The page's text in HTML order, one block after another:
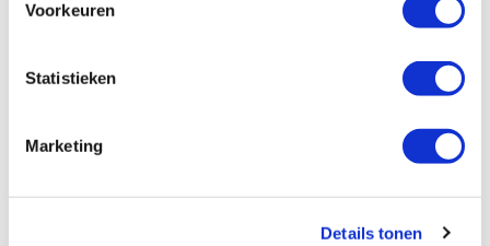
Voorkeuren
Statistieken
Marketing
Details tonen
that allow the most direct and accurate
identification of a popular wood according to
the particular situation. The result: Hoadley's
Auch ansehen